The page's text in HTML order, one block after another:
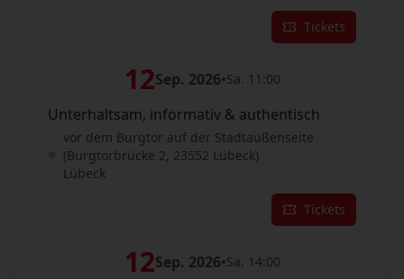
Tickets
12Sep. 2026•Sa. 11:00
Unterhaltsam, informativ & authentisch
vor dem Burgtor auf der Stadtaußenseite
(Burgtorbrücke 2, 23552 Lübeck)
Lübeck
Tickets
12Sep. 2026•Sa. 14:00